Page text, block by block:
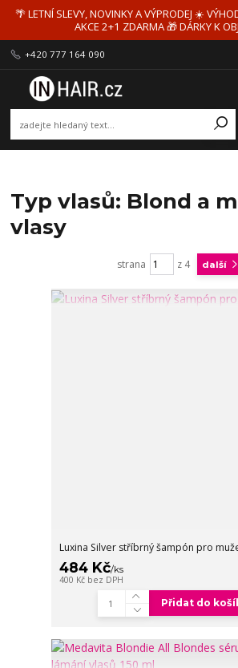
🌴 LETNÍ SLEVY, NOVINKY A VÝPRODEJ ☀️
AKCE 2+1 ZDARMA 🎁 DÁRKY K
+420 777 164 090
Typ vlasů: Blond a
vlasy
strana z 4 další
Luxina Silver stříbrný šampón pro
484 Kč/ks
400 Kč bez DPH
Přidat do